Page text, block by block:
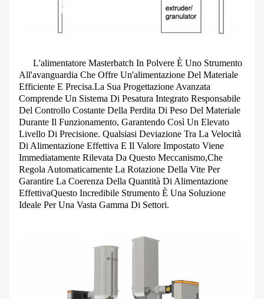
Lasciate un messaggio
L'alimentatore Masterbatch In Polvere È Uno Strumento
All'avanguardia Che Offre Un'alimentazione Del Materiale
Efficiente E Precisa.La Sua Progettazione Avanzata
Comprende Un Sistema Di Pesatura Integrato Responsabile
Del Controllo Costante Della Perdita Di Peso Del Materiale
Durante Il Funzionamento, Garantendo Così Un Elevato
Livello Di Precisione. Qualsiasi Deviazione Tra La Velocità
Di Alimentazione Effettiva E Il Valore Impostato Viene
Immediatamente Rilevata Da Questo Meccanismo,che
Regola Automaticamente La Rotazione Della Vite Per
Garantire La Coerenza Della Quantità Di Alimentazione
EffettivaQuesto Incredibile Strumento È Una Soluzione
Ideale Per Una Vasta Gamma Di Settori.